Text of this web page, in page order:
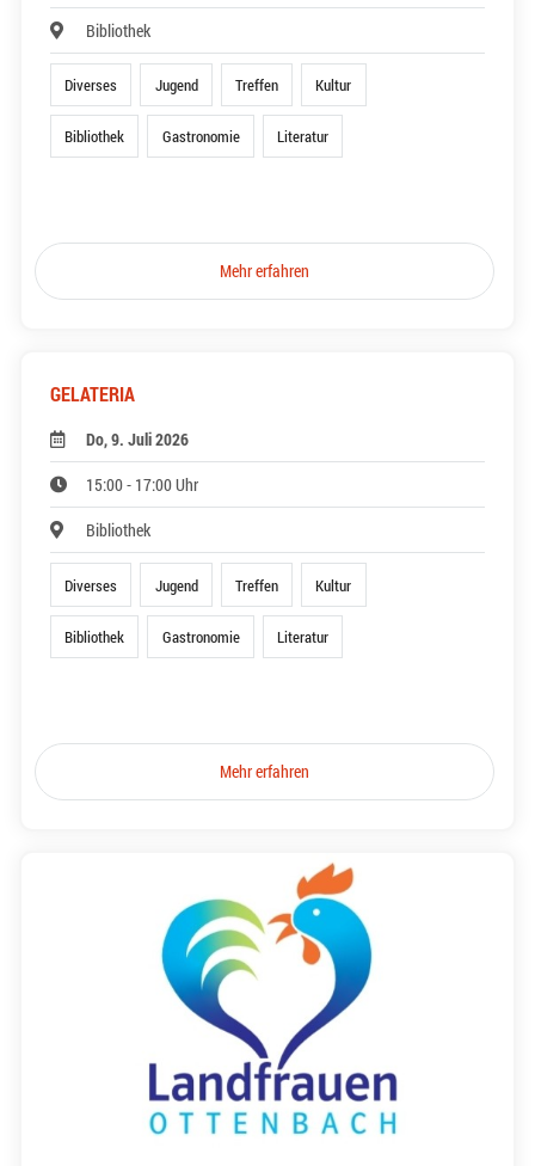
Bibliothek
Diverses Jugend Treffen Kultur
Bibliothek Gastronomie Literatur
Mehr erfahren
GELATERIA
Do, 9. Juli 2026
15:00 - 17:00 Uhr
Bibliothek
Diverses Jugend Treffen Kultur
Bibliothek Gastronomie Literatur
Mehr erfahren